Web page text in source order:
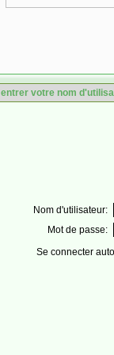
entrer votre nom
Nom d'utilisateur:
Mot de passe:
Se connecter